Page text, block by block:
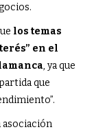
los temas
en el
, ya que
que
asociación